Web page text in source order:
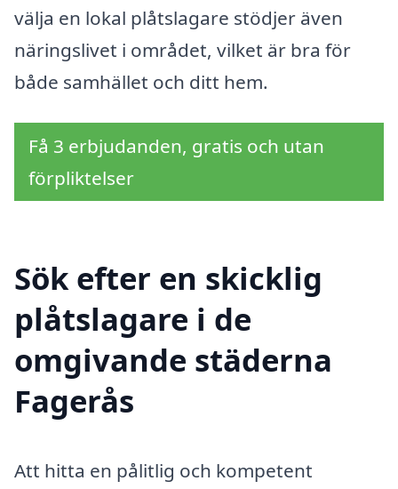
välja en lokal plåtslagare stödjer även
näringslivet i området, vilket är bra för
både samhället och ditt hem.
Få 3 erbjudanden, gratis och utan
förpliktelser
Sök efter en skicklig
plåtslagare i de
omgivande städerna
Fagerås
Att hitta en pålitlig och kompetent